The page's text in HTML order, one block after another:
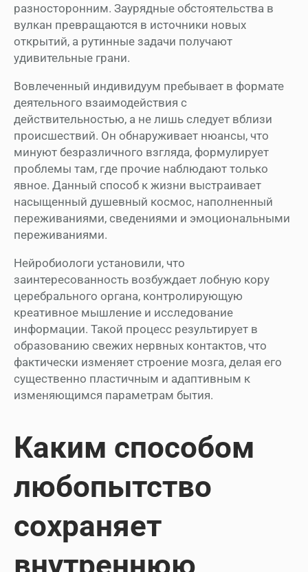
разносторонним. Заурядные обстоятельства в
вулкан превращаются в источники новых
открытий, а рутинные задачи получают
удивительные грани.
Вовлеченный индивидуум пребывает в формате
деятельного взаимодействия с
действительностью, а не лишь следует вблизи
происшествий. Он обнаруживает нюансы, что
минуют безразличного взгляда, формулирует
проблемы там, где прочие наблюдают только
явное. Данный способ к жизни выстраивает
насыщенный душевный космос, наполненный
переживаниями, сведениями и эмоциональными
переживаниями.
Нейробиологи установили, что
заинтересованность возбуждает лобную кору
церебрального органа, контролирующую
креативное мышление и исследование
информации. Такой процесс результирует в
образованию свежих нервных контактов, что
фактически изменяет строение мозга, делая его
существенно пластичным и адаптивным к
изменяющимся параметрам бытия.
Каким способом
любопытство
сохраняет